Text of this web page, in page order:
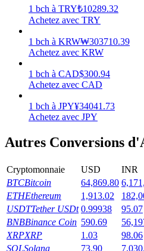
Gagner
Gagnez quotidiennement des
1 bch à TRY₺10289.32
Achetez avec TRY
1 bch à KRW₩303710.39
Achetez avec KRW
1 bch à CAD$300.94
Achetez avec CAD
1 bch à JPY¥34041.73
Achetez avec JPY
Autres Conversions
Cryptomonnaie USD INR
BTCBitcoin 64,869.80
ETHEthereum 1,913.02
USDTTether USDt 0.99938 95.07
BNBBinance Coin 590.69
XRPXRP 1.03 98.06
SOLSolana 73.90